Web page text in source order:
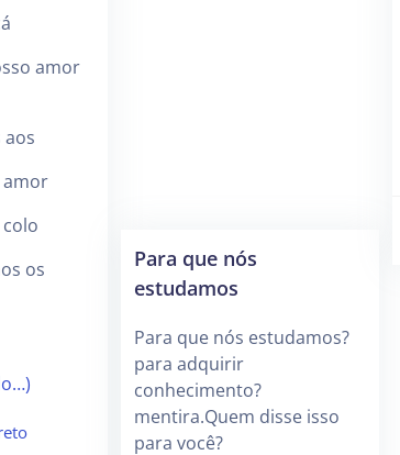
amor
amor
os
Para que nós
estudamos
Para que nós estudamos?
para adquirir
conhecimento?
mentira.Quem disse isso
para você?